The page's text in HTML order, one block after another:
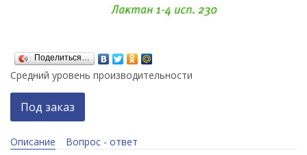
Поделиться…
Средний уровень производительности
Под заказ
Описание
Вопрос - ответ